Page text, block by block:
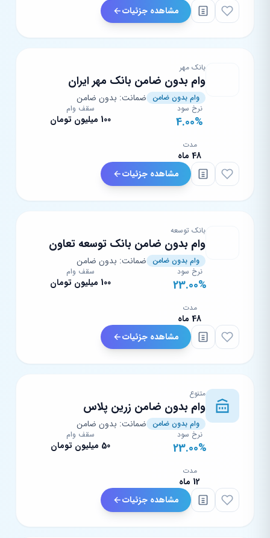
مشاهده جزئیات
بانک مهر
وام بدون ضامن بانک مهر ایران
وام بدون ضامن ضمانت: بدون ضامن
نرخ سود
4.00%
سقف وام
100 میلیون تومان
مدت
48 ماه
مشاهده جزئیات
بانک توسعه
وام بدون ضامن بانک توسعه تعاون
وام بدون ضامن ضمانت: بدون ضامن
نرخ سود
23.00%
سقف وام
100 میلیون تومان
مدت
48 ماه
مشاهده جزئیات
متنوع
وام بدون ضامن زرین پلاس
وام بدون ضامن ضمانت: بدون ضامن
نرخ سود
23.00%
سقف وام
50 میلیون تومان
مدت
12 ماه
مشاهده جزئیات